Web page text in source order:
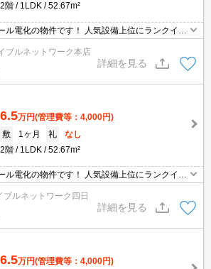
2階
1LDK 52.67m²
ル電化の物件です！ 人気設備上位にランクイン!
件です♪毎日の暮らしに安心感◎
ブルネットワーク本店
詳細を見る
6.5万円(管理費等：4,000円)
敷
1ヶ月 礼
なし
2階
1LDK 52.67m²
ル電化の物件です！ 人気設備上位にランクイン!
件です♪毎日の暮らしに安心感◎
ルネットワーク四日
詳細を見る
6.5万円(管理費等：4,000円)